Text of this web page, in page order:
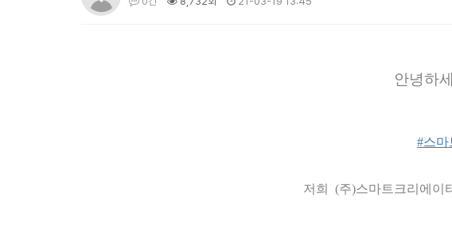
안녕하
#스
저희 (주)스마트크리에이